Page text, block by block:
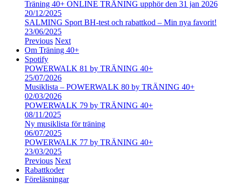
Träning 40+ ONLINE TRÄNING upphör den 31 jan 2026
20/12/2025
SALMING Sport BH-test och rabattkod – Min nya favorit!
23/06/2025
Previous Next
Om Träning 40+
Spotify
POWERWALK 81 by TRÄNING 40+
25/07/2026
Musiklista – POWERWALK 80 by TRÄNING 40+
02/03/2026
POWERWALK 79 by TRÄNING 40+
08/11/2025
Ny musiklista för träning
06/07/2025
POWERWALK 77 by TRÄNING 40+
23/03/2025
Previous Next
Rabattkoder
Föreläsningar